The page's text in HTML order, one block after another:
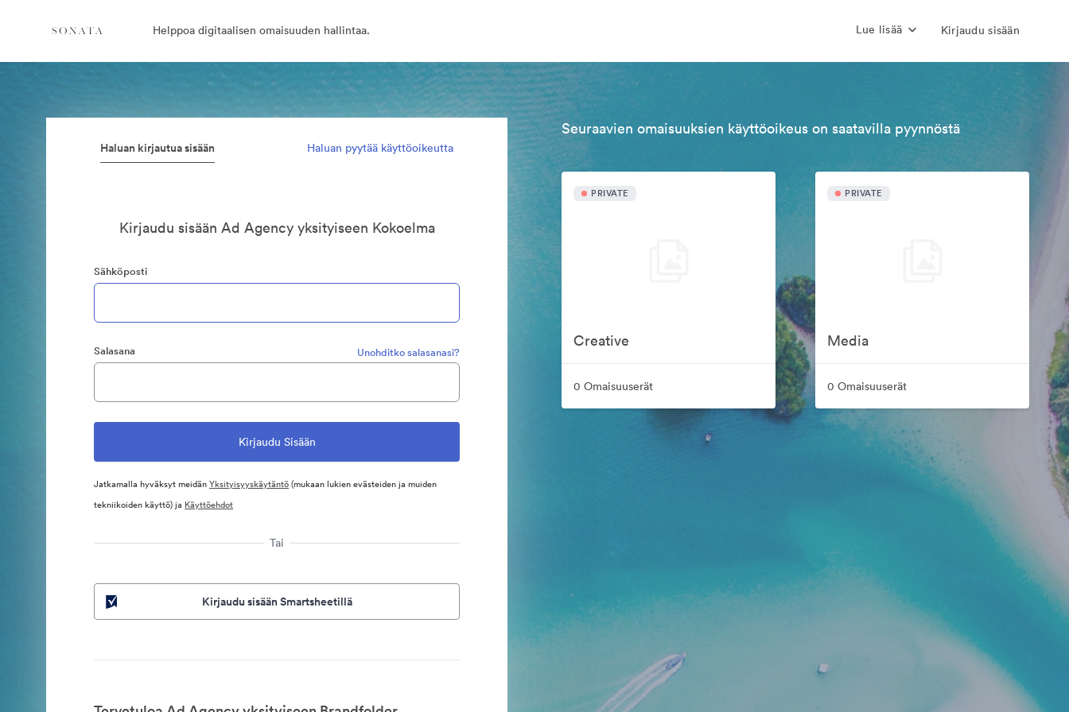
Helppoa digitaalisen omaisuuden hallintaa. Lue lisää Kirjaudu sisään
Haluan kirjautua sisään Haluan pyytää käyttöoikeutta
Kirjaudu sisään Ad Agency yksityiseen Kokoelma
Sähköposti
Salasana Unohditko salasanasi?
Jatkamalla hyväksyt meidänYksityisyyskäytäntö(mukaan lukien evästeiden ja muiden
tekniikoiden käyttö) ja Käyttöehdot
Tai
Kirjaudu sisään Smartsheetillä
Seuraavien omaisuuksien käyttöoikeus on saatavilla pyynnöstä
PRIVATE
Creative
0 Omaisuuserät
PRIVATE
Media
0 Omaisuuserät